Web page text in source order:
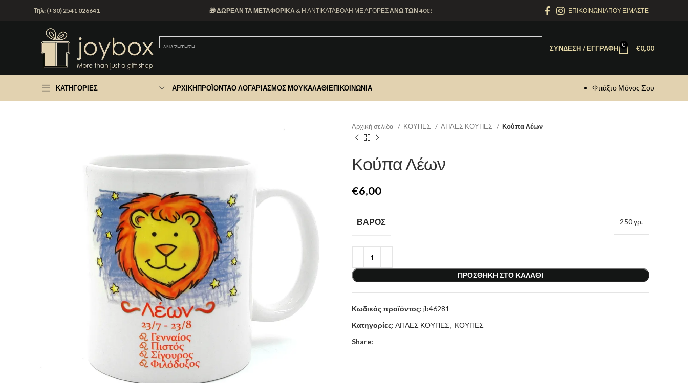
Τηλ: (+30) 2541 026641 🎁 ΔΩΡΕΑΝ ΤΑ ΜΕΤΑΦΟΡΙΚΑ & Η ΑΝΤΙΚΑΤΑΒΟΛΗ ΜΕ ΑΓΟΡΕΣΑΝΩ ΤΩΝ 40€! ΕΠΙΚΟΙΝΩΝΙΑΠΟΥ ΕΙΜΑΣΤΕ
ΣΎΝΔΕΣΗ / ΕΓΓΡΑΦΉ 0 €0,00
ΚΑΤΗΓΟΡΊΕΣ ΑΡΧΙΚΉΠΡΟΪΌΝΤΑΟ ΛΟΓΑΡΙΑΣΜΌΣ ΜΟΥΚΑΛΆΘΙΕΠΙΚΟΙΝΩΝΊΑ Φτιάξτο Μόνος Σου
Αρχική σελίδα ΚΟΥΠΕΣ ΑΠΛΕΣ ΚΟΥΠΕΣ Κούπα Λέων
Κούπα Λέων
€
ΒΆΡΟΣ 250 γρ.
ΠΡΟΣΘΉΚΗ ΣΤΟ ΚΑΛΆΘΙ
Κωδικός προϊόντος: jb46281
Κατηγορίες: ΑΠΛΕΣ ΚΟΥΠΕΣ, ΚΟΥΠΕΣ
Share: